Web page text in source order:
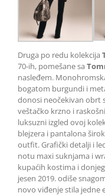
Druga po redu kolekcija
70-ih, pomešane sa
nasleđem.
bogatom burgundi i
donosi neočekivan obrt
veštačko krzno i
luksuzni izgled ovoj
blejzera i pantalona
outfit. Grafički detalji i
notu maxi suknjama i
kupaćih kostima i
jesen 2019. odiše
novo viđenje stila jedne